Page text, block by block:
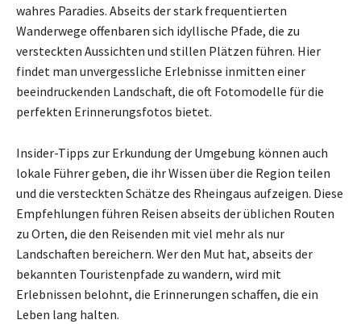
wahres Paradies. Abseits der stark frequentierten
Wanderwege offenbaren sich idyllische Pfade, die zu
versteckten Aussichten und stillen Plätzen führen. Hier
findet man unvergessliche Erlebnisse inmitten einer
beeindruckenden Landschaft, die oft Fotomodelle für die
perfekten Erinnerungsfotos bietet.
Insider-Tipps zur Erkundung der Umgebung können auch
lokale Führer geben, die ihr Wissen über die Region teilen
und die versteckten Schätze des Rheingaus aufzeigen. Diese
Empfehlungen führen Reisen abseits der üblichen Routen
zu Orten, die den Reisenden mit viel mehr als nur
Landschaften bereichern. Wer den Mut hat, abseits der
bekannten Touristenpfade zu wandern, wird mit
Erlebnissen belohnt, die Erinnerungen schaffen, die ein
Leben lang halten.